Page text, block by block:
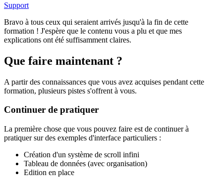
Support
Bravo à tous ceux qui seraient arrivés jusqu'à la fin de cette
formation ! J'espère que le contenu vous a plu et que mes
explications ont été suffisamment claires.
Que faire maintenant ?
A partir des connaissances que vous avez acquises pendant cette
formation, plusieurs pistes s'offrent à vous.
Continuer de pratiquer
La première chose que vous pouvez faire est de continuer à
pratiquer sur des exemples d'interface particuliers :
Création d'un système de scroll infini
Tableau de données (avec organisation)
Edition en place